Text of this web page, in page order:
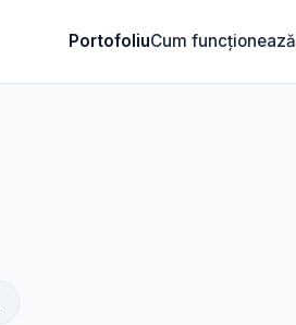
PortofoliuCum funcționează